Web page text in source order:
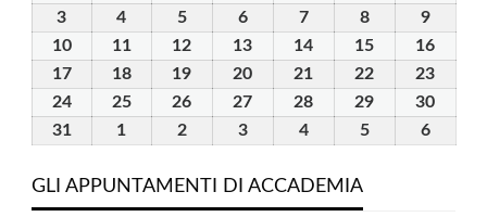
Luglio
2026
Agosto
2026
Agosto
2026
3
Agosto
2026
4
Agosto
2026
55
Agosto
2026
66
Agosto
2026
77
Agosto
2026
88
Agosto
2026
99
Agosto
2026
1010
Agosto
2026
1111
Agosto
2026
12
Agosto
13
Agosto
14
Agosto
15
Agosto
16
1717
Agosto
1818
Agosto
19
Agosto
20
Agosto
21
Agosto
22
Agosto
23
2424
Agosto
2525
Agosto
26
Agosto
27
Agosto
28
Agosto
29
Agosto
30
3131
2026
1
2026
22
2026
33
2026
44
2026
55
66
GLI APPUNTAMENTI DI ACCADEMIA